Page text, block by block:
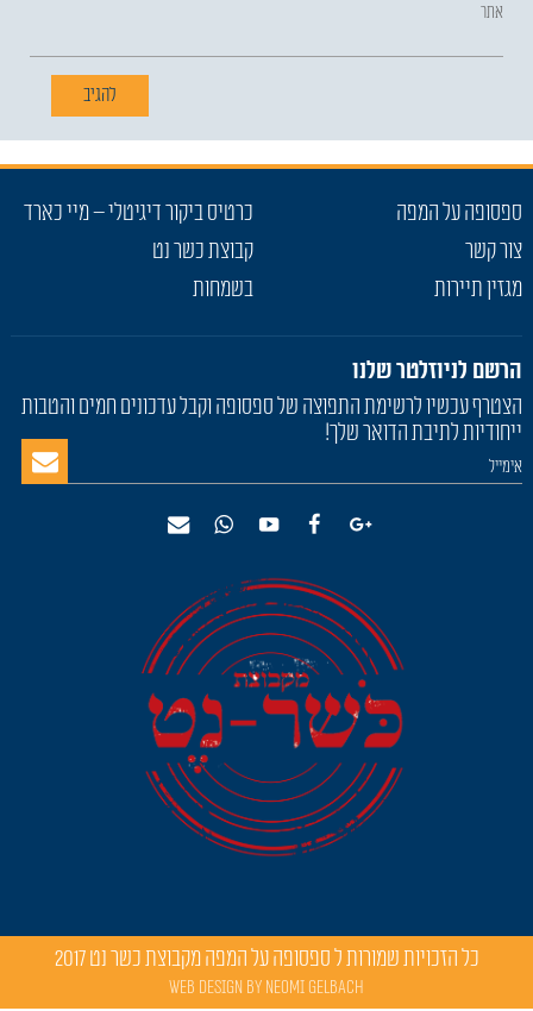
אתר
ספסופה על המפה
צור קשר
מגזין תיירות
כרטיס ביקור דיגיטלי – מיי כארד
קבוצת כשר נט
בשמחות
הרשם לניוזלטר שלנו
הצטרף עכשיו לרשימת התפוצה של ספסופה וקבל עדכונים חמים והטבות
ייחודיות לתיבת הדואר שלך!
כל הזכויות שמורות לספסופה על המפה מקבוצת כשר נט2017
Web Design by Neomi Gelbach